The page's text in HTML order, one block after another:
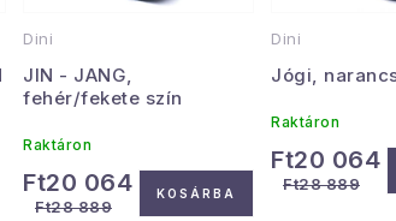
Dini
JIN - JANG,
fehér/fekete szín
Raktáron
Ft20 064
Ft28 889
KOSÁRBA
Dini
Jógi,
Raktáron
Ft20 064
Ft28 889